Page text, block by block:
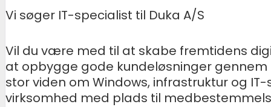
Vi søger IT-specialist til Duka A/S
Vil du være med til at skabe fremtidens
at opbygge gode kundeløsninger
stor viden om Windows, infrastruktur og
virksomhed med plads til